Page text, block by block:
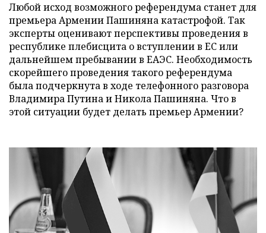
Любой исход возможного референдума станет для
премьера Армении Пашиняна катастрофой. Так
эксперты оценивают перспективы проведения в
республике плебисцита о вступлении в ЕС или
дальнейшем пребывании в ЕАЭС. Необходимость
скорейшего проведения такого референдума
была подчеркнута в ходе телефонного разговора
Владимира Путина и Никола Пашиняна. Что в
этой ситуации будет делать премьер Армении?